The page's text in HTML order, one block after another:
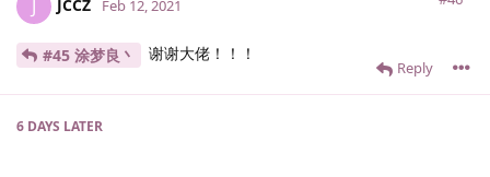
J JCCZ Feb 12, 2021
#45 涂梦良丶 谢谢大佬！！！
Reply
6 DAYS LATER